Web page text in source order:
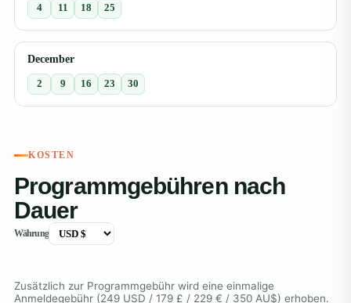
4 11 18 25
December
2 9 16 23 30
KOSTEN
Programmgebühren nach
Dauer
Währung
Zusätzlich zur Programmgebühr wird eine einmalige
Anmeldegebühr (249 USD / 179 £ / 229 € / 350 AU$) erhoben.